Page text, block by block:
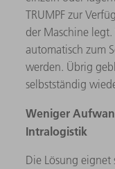
TRUMPF zur
der Maschine
automatisch zum
werden. Übrig
selbstständig
Weniger
Intralogistik
Die Lösung eignet